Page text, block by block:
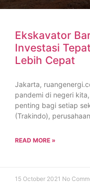
Ekskavator
Investasi
Lebih Cepat
Jakarta,
pandemi di negeri
penting bagi setiap
(Trakindo),
READ MORE »
15 October 2021 No